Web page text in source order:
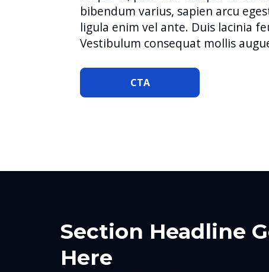
bibendum varius, sapien arcu
ligula enim vel ante. Duis lacinia
Vestibulum consequat mollis
CTA
Section Headline
Here